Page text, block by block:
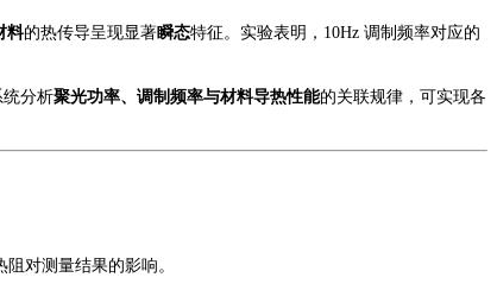
料的热传导呈现显著瞬态特征。实验表明， 10Hz 调制频率对应的
统分析聚光功率、调制频率与材料导热性能的关联规律，可实现各
阻对测量结果的影响。